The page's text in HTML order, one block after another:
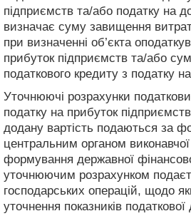
підприємств та/або податку на
визначає суму завищення
при визначенні об’єкта
прибуток підприємств та/або
податкового кредиту з податку
Уточнюючі розрахунки
податку на прибуток
додану вартість подаються за
центральним органом
формування державної
уточнюючим розрахунком
господарських операцій, щодо
уточнення показників податкової